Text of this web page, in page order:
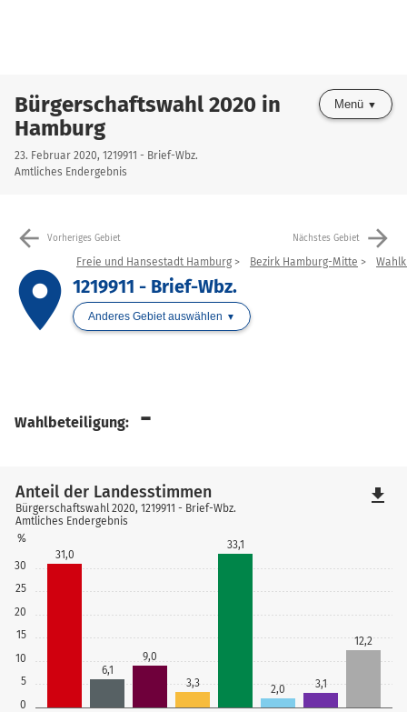
Bürgerschaftswahl 2020 in
Hamburg
23. Februar 2020, 1219911 - Brief-Wbz.
Amtliches Endergebnis
Menü
arrow_back Vorheriges Gebiet Nächstes Gebiet arrow_forward
place
Freie und Hansestadt Hamburg Bezirk Hamburg-Mitte
1219911 - Brief-Wbz.
Anderes Gebiet auswählen
Wahlbeteiligung: -
0
5
10
15
20
25
30
%
31,0
6,1
9,0
3,3
33,1
2,0 3,1
12,2
Anteil der Landesstimmen
Bürgerschaftswahl 2020, 1219911 - Brief-Wbz.
Amtliches Endergebnis
file_download